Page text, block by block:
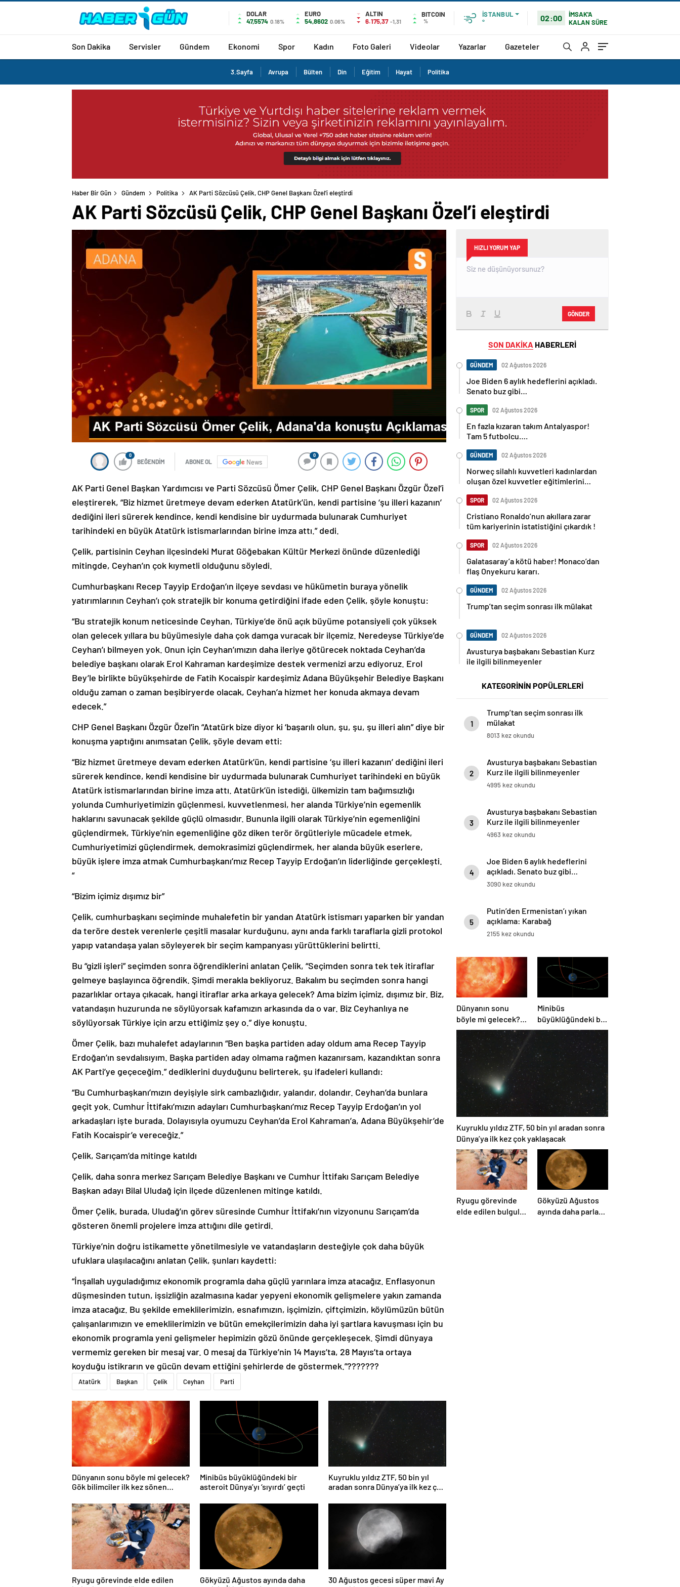
DOLAR
47,5574 0.18%
EURO
54,8602 0.06%
ALTIN
6.175,37 -1,31
BITCOIN
%
İSTANBUL
°
02:00
İMSAK'A
KALAN SÜRE
Son Dakika Servisler Gündem Ekonomi Spor Kadın Foto Galeri Videolar Yazarlar Gazeteler
3.Sayfa Avrupa Bülten Din Eğitim Hayat Politika
Haber Bir Gün Gündem Politika AK Parti Sözcüsü Çelik, CHP Genel Başkanı Özel’i eleştirdi
AK Parti Sözcüsü Çelik, CHP Genel Başkanı Özel’i eleştirdi
0
BEĞENDİM ABONE OL News
0
AK Parti Genel Başkan Yardımcısı ve Parti Sözcüsü Ömer Çelik, CHP Genel Başkanı Özgür Özel’i
eleştirerek, “Biz hizmet üretmeye devam ederken Atatürk’ün, kendi partisine ‘şu illeri kazanın’
dediğini ileri sürerek kendince, kendi kendisine bir uydurmada bulunarak Cumhuriyet
tarihindeki en büyük Atatürk istismarlarından birine imza attı.” dedi.
Çelik, partisinin Ceyhan ilçesindeki Murat Göğebakan Kültür Merkezi önünde düzenlediği
mitingde, Ceyhan’ın çok kıymetli olduğunu söyledi.
Cumhurbaşkanı Recep Tayyip Erdoğan’ın ilçeye sevdası ve hükümetin buraya yönelik
yatırımlarının Ceyhan’ı çok stratejik bir konuma getirdiğini ifade eden Çelik, şöyle konuştu:
“Bu stratejik konum neticesinde Ceyhan, Türkiye’de önü açık büyüme potansiyeli çok yüksek
olan gelecek yıllara bu büyümesiyle daha çok damga vuracak bir ilçemiz. Neredeyse Türkiye’de
Ceyhan’ı bilmeyen yok. Onun için Ceyhan’ımızın daha ileriye götürecek noktada Ceyhan’da
belediye başkanı olarak Erol Kahraman kardeşimize destek vermenizi arzu ediyoruz. Erol
Bey’le birlikte büyükşehirde de Fatih Kocaispir kardeşimiz Adana Büyükşehir Belediye Başkanı
olduğu zaman o zaman beşibiryerde olacak, Ceyhan’a hizmet her konuda akmaya devam
edecek.”
CHP Genel Başkanı Özgür Özel’in “Atatürk bize diyor ki ‘başarılı olun, şu, şu, şu illeri alın” diye bir
konuşma yaptığını anımsatan Çelik, şöyle devam etti:
“Biz hizmet üretmeye devam ederken Atatürk’ün, kendi partisine ‘şu illeri kazanın’ dediğini ileri
sürerek kendince, kendi kendisine bir uydurmada bulunarak Cumhuriyet tarihindeki en büyük
Atatürk istismarlarından birine imza attı. Atatürk’ün istediği, ülkemizin tam bağımsızlığı
yolunda Cumhuriyetimizin güçlenmesi, kuvvetlenmesi, her alanda Türkiye’nin egemenlik
haklarını savunacak şekilde güçlü olmasıdır. Bununla ilgili olarak Türkiye’nin egemenliğini
güçlendirmek, Türkiye’nin egemenliğine göz diken terör örgütleriyle mücadele etmek,
Cumhuriyetimizi güçlendirmek, demokrasimizi güçlendirmek, her alanda büyük eserlere,
büyük işlere imza atmak Cumhurbaşkanı’mız Recep Tayyip Erdoğan’ın liderliğinde gerçekleşti.
“
“Bizim içimiz dışımız bir”
Çelik, cumhurbaşkanı seçiminde muhalefetin bir yandan Atatürk istismarı yaparken bir yandan
da teröre destek verenlerle çeşitli masalar kurduğunu, aynı anda farklı taraflarla gizli protokol
yapıp vatandaşa yalan söyleyerek bir seçim kampanyası yürüttüklerini belirtti.
Bu “gizli işleri” seçimden sonra öğrendiklerini anlatan Çelik, “Seçimden sonra tek tek itiraflar
gelmeye başlayınca öğrendik. Şimdi merakla bekliyoruz. Bakalım bu seçimden sonra hangi
pazarlıklar ortaya çıkacak, hangi itiraflar arka arkaya gelecek? Ama bizim içimiz, dışımız bir. Biz,
vatandaşın huzurunda ne söylüyorsak kafamızın arkasında da o var. Biz Ceyhanlıya ne
söylüyorsak Türkiye için arzu ettiğimiz şey o.” diye konuştu.
Ömer Çelik, bazı muhalefet adaylarının “Ben başka partiden aday oldum ama Recep Tayyip
Erdoğan’ın sevdalısıyım. Başka partiden aday olmama rağmen kazanırsam, kazandıktan sonra
AK Parti’ye geçeceğim.” dediklerini duyduğunu belirterek, şu ifadeleri kullandı:
“Bu Cumhurbaşkanı’mızın deyişiyle sirk cambazlığıdır, yalandır, dolandır. Ceyhan’da bunlara
geçit yok. Cumhur İttifakı’mızın adayları Cumhurbaşkanı’mız Recep Tayyip Erdoğan’ın yol
arkadaşları işte burada. Dolayısıyla oyumuzu Ceyhan’da Erol Kahraman’a, Adana Büyükşehir’de
Fatih Kocaispir’e vereceğiz.”
Çelik, Sarıçam’da mitinge katıldı
Çelik, daha sonra merkez Sarıçam Belediye Başkanı ve Cumhur İttifakı Sarıçam Belediye
Başkan adayı Bilal Uludağ için ilçede düzenlenen mitinge katıldı.
Ömer Çelik, burada, Uludağ’ın görev süresinde Cumhur İttifakı’nın vizyonunu Sarıçam’da
gösteren önemli projelere imza attığını dile getirdi.
Türkiye’nin doğru istikamette yönetilmesiyle ve vatandaşların desteğiyle çok daha büyük
ufuklara ulaşılacağını anlatan Çelik, şunları kaydetti:
“İnşallah uyguladığımız ekonomik programla daha güçlü yarınlara imza atacağız. Enflasyonun
düşmesinden tutun, işsizliğin azalmasına kadar yepyeni ekonomik gelişmelere yakın zamanda
imza atacağız. Bu şekilde emeklilerimizin, esnafımızın, işçimizin, çiftçimizin, köylümüzün bütün
çalışanlarımızın ve emeklilerimizin ve bütün emekçilerimizin daha iyi şartlara kavuşması için bu
ekonomik programla yeni gelişmeler hepimizin gözü önünde gerçekleşecek. Şimdi dünyaya
vermemiz gereken bir mesaj var. O mesaj da Türkiye’nin 14 Mayıs’ta, 28 Mayıs’ta ortaya
koyduğu istikrarın ve gücün devam ettiğini şehirlerde de göstermek.”???????
Atatürk Başkan Çelik Ceyhan Parti
Dünyanın sonu böyle mi gelecek?
Gök bilimciler ilk kez sönen
oldu
Minibüs büyüklüğündeki bir
asteroit Dünya’yı ‘sıyırdı’ geçti
Kuyruklu yıldız ZTF, 50 bin yıl
aradan sonra Dünya’ya ilk kez çok
Ryugu görevinde elde edilen
Gökyüzü Ağustos ayında daha
30 Ağustos gecesi süper mavi Ay
HIZLI YORUM YAP
GÖNDER
SON DAKİKA HABERLERİ
GÜNDEM 02 Ağustos 2026
Joe Biden 6 aylık hedeflerini açıkladı.
Senato buz gibi…
SPOR 02 Ağustos 2026
En fazla kızaran takım Antalyaspor!
Tam 5 futbolcu….
GÜNDEM 02 Ağustos 2026
Norweç silahlı kuvvetleri kadınlardan
oluşan özel kuvvetler eğitimlerini
SPOR 02 Ağustos 2026
Cristiano Ronaldo’nun akıllara zarar
tüm kariyerinin istatistiğini çıkardık !
SPOR 02 Ağustos 2026
Galatasaray’a kötü haber! Monaco’dan
flaş Onyekuru kararı.
GÜNDEM 02 Ağustos 2026
Trump’tan seçim sonrası ilk mülakat
GÜNDEM 02 Ağustos 2026
Avusturya başbakanı Sebastian Kurz
ile ilgili bilinmeyenler
KATEGORİNİN POPÜLERLERİ
1
Trump’tan seçim sonrası ilk
mülakat
8013 kez okundu
2
Avusturya başbakanı Sebastian
Kurz ile ilgili bilinmeyenler
4995 kez okundu
3
Avusturya başbakanı Sebastian
Kurz ile ilgili bilinmeyenler
4963 kez okundu
4
Joe Biden 6 aylık hedeflerini
açıkladı. Senato buz gibi…
3090 kez okundu
5
Putin’den Ermenistan’ı yıkan
açıklama: Karabağ
Azerbaycan’ın ayrılmaz bir
2155 kez okundu
Dünyanın sonu
böyle mi gelecek?
Gök bilimciler ilk
kez sönen yıldızın
gezegeni
yutmasına tanık
oldu
Minibüs
büyüklüğündeki bir
asteroit Dünya’yı
‘sıyırdı’ geçti
Kuyruklu yıldız ZTF, 50 bin yıl aradan sonra
Dünya’ya ilk kez çok yaklaşacak
Ryugu görevinde
elde edilen bulgular
Gökyüzü Ağustos
ayında daha parlak: